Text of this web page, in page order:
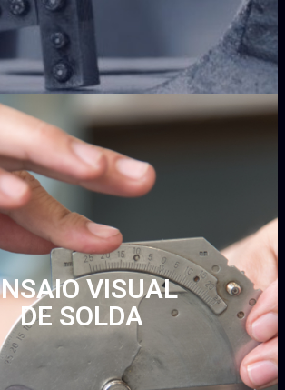
VISUAL
DE SOLDA